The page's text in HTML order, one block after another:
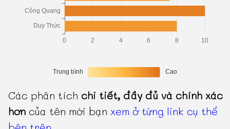
Các phân tích chi tiết, đầy đủ và chính xác
hơn của tên mời bạn xem ở từng link cụ thể